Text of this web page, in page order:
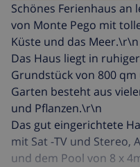
Schönes Ferienhaus an
von Monte Pego mit
Küste und das Meer.\r\n
Das Haus liegt in
Grundstück von 800
Garten besteht aus
und Pflanzen.\r\n
Das gut eingerichtete
mit Sat -TV und Stereo,
und dem Pool von 8 x